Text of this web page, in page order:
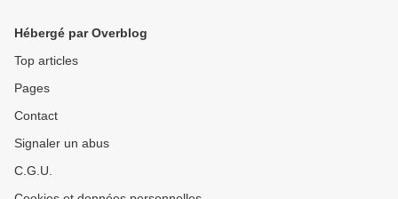
Hébergé par Overblog
Top articles
Pages
Contact
Signaler un abus
C.G.U.